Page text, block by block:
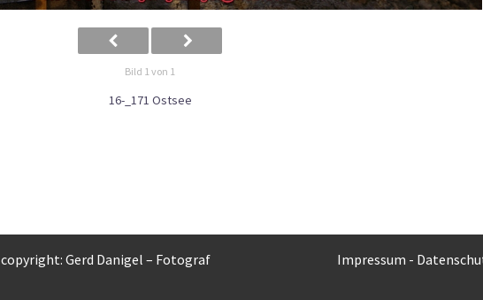
Bild 1 von 1
16-_171 Ostsee
copyright: Gerd Danigel – Fotograf Impressum -